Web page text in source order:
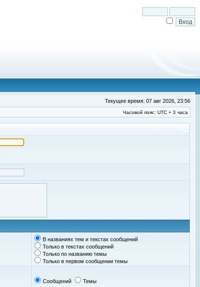
Текущее время: 07 авг 2026, 23:56
Часовой пояс: UTC + 3 часа
В названиях тем и текстах сообщений
Только в текстах сообщений
Только по названию темы
Только в первом сообщении темы
Сообщений Темы